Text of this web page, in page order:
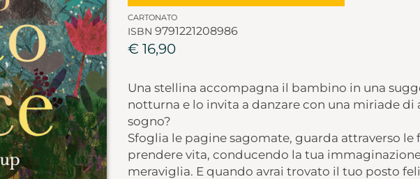
CARTONATO
ISBN 9791221208986
€ 16,90
Una stellina accompagna il bambino in una
notturna e lo invita a danzare con una miriade di
sogno?
Sfoglia le pagine sagomate, guarda attraverso le
prendere vita, conducendo la tua
meraviglia. E quando avrai trovato il tuo posto